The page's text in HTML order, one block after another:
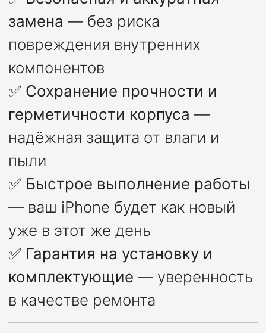
замена — без риска
повреждения внутренних
компонентов
✅ Сохранение прочности и
герметичности корпуса —
надёжная защита от влаги и
пыли
✅ Быстрое выполнение работы
— ваш iPhone будет как новый
уже в этот же день
✅ Гарантия на установку и
комплектующие — уверенность
в качестве ремонта